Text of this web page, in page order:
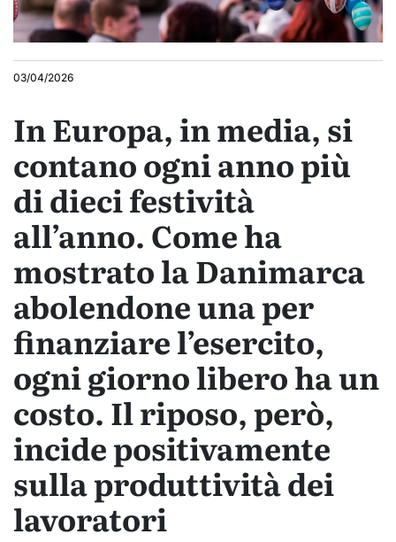
03/04/2026
In Europa, in media, si
contano ogni anno più
di dieci festività
all’anno. Come ha
mostrato la Danimarca
abolendone una per
finanziare l’esercito,
ogni giorno libero ha un
costo. Il riposo, però,
incide positivamente
sulla produttività dei
lavoratori